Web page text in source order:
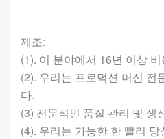
제조:
(1). 이 분야에서 16년 이상
(2). 우리는 프로덕션 머신 전
다.
(3) 전문적인 품질 관리 및 생
(4). 우리는 가능한 한 빨리